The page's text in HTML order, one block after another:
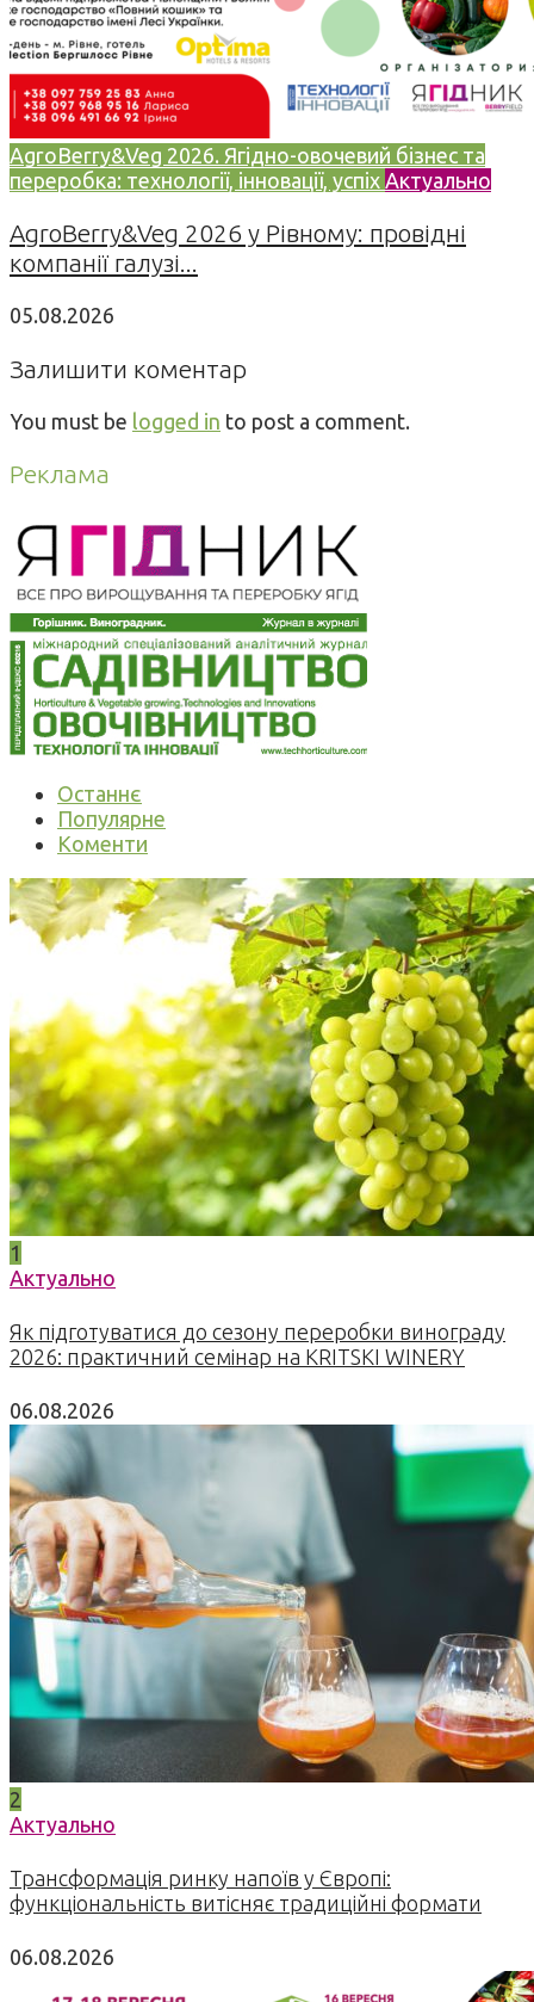
AgroBerry&Veg 2026. Ягідно-овочевий бізнес та
переробка: технології, інновації, успіх Актуально
AgroBerry&Veg 2026 у Рівному: провідні
компанії галузі...
05.08.2026
Залишити коментар
You must be logged in to post a comment.
Реклама
Останнє
Популярне
Коменти
1
Актуально
Як підготуватися до сезону переробки винограду
2026: практичний семінар на KRITSKI WINERY
06.08.2026
2
Актуально
Трансформація ринку напоїв у Європі:
функціональність витісняє традиційні формати
06.08.2026